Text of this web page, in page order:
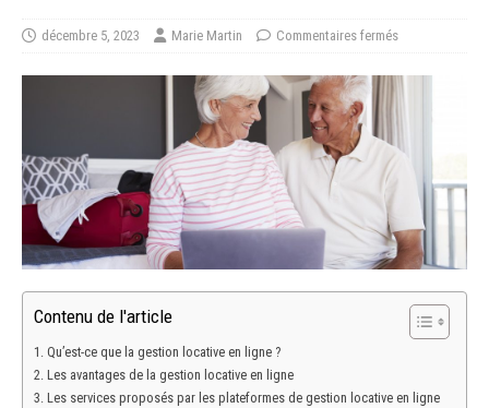
décembre 5, 2023 Marie Martin Commentaires fermés
Contenu de l'article
Qu’est-ce que la gestion locative en ligne ?
Les avantages de la gestion locative en ligne
Les services proposés par les plateformes de gestion locative en ligne